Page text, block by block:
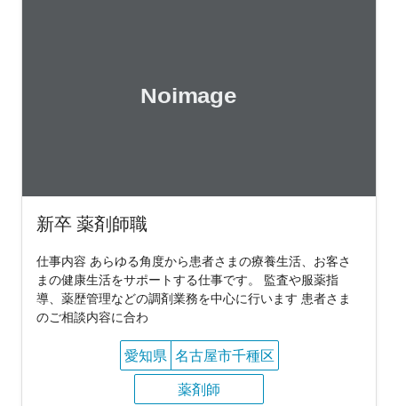
新卒 薬剤師職
仕事内容 あらゆる角度から患者さまの療養生活、お客さ
まの健康生活をサポートする仕事です。 監査や服薬指
導、薬歴管理などの調剤業務を中心に行います 患者さま
のご相談内容に合わ
愛知県 名古屋市千種区
薬剤師